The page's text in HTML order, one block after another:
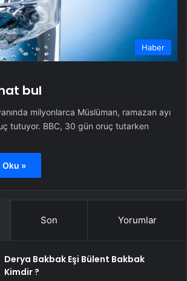
Haber
bul
milyonlarca Müslüman, ramazan ayı
tutuyor. BBC, 30 gün oruç tutarken
Oku »
Son Yorumlar
Derya Bakbak Eşi Bülent Bakbak
Kimdir ?